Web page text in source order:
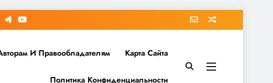
И Правообладателям Карта Сайта
Политика Конфиденциальности